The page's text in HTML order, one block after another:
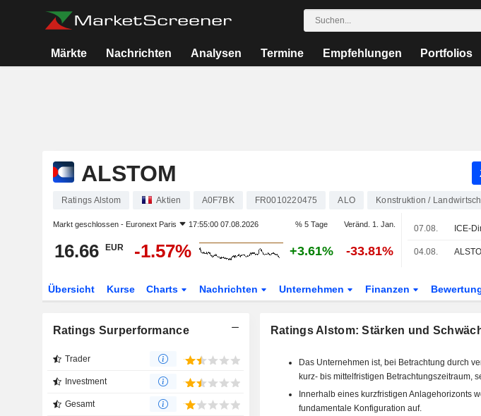
Märkte Nachrichten Analysen Termine Empfehlungen Portfolios
ALSTOM
Ratings Alstom Aktien A0F7BK FR0010220475 ALO Konstruktion /
Markt geschlossen - Euronext Paris 17:55:00 07.08.2026 % 5 Tage Veränd. 1. Jan.
16.66 EUR -1.57% +3.61% -33.81%
07.08.
04.08.
Übersicht Kurse Charts Nachrichten Unternehmen Finanzen
Ratings Surperformance
Trader
Investment
Gesamt
Ratings Alstom: Stärken und
Das Unternehmen ist, bei Betrachtung durch
kurz- bis mittelfristigen Betrachtungszeitraum,
Innerhalb eines kurzfristigen Anlagehorizonts
fundamentale Konfiguration auf.